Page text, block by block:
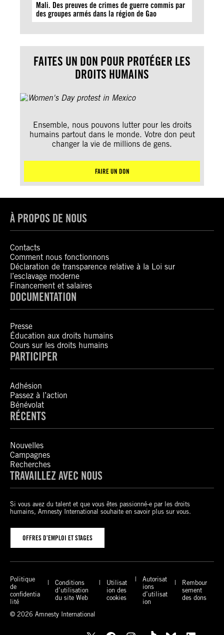
Mali. Des preuves de crimes de guerre commis par
des groupes armés dans la région de Gao
FAITES UN DON POUR PROTÉGER LES
DROITS HUMAINS
Ensemble, nous pouvons lutter pour les droits
humains partout dans le monde. Votre don peut
changer la vie de millions de gens.
FAIRE UN DON
À PROPOS DE NOUS
Contacts
Comment nous fonctionnons
Déclaration de transparence relative à la Loi sur
l’esclavage moderne
Financement et salaires
DOCUMENTATION
Presse
Éducation aux droits humains
Cours sur les droits humains
PARTICIPER
Adhésion
Passez à l’action
Bénévolat
RÉCENTS
Nouvelles
Campagnes
Recherches
TRAVAILLEZ AVEC NOUS
Si vous avez du talent et que vous êtes passionné-e par les droits
humains, Amnesty International souhaite en savoir plus sur vous.
OFFRES D’EMPLOI ET STAGES
Politique
de
confidentia
lité
Conditions
d’utilisation
du site Web
Utilisat
ion des
cookies
Autorisat
ions
d’utilisat
ion
Rembour
sement
des dons
© 2026 Amnesty International